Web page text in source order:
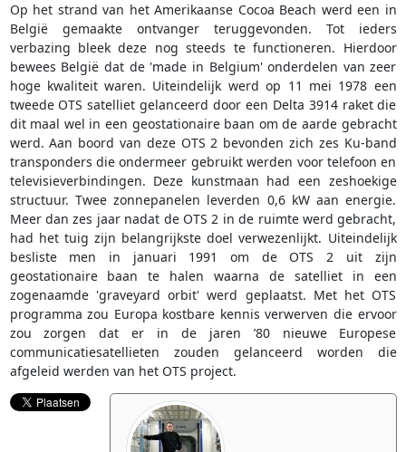
Op het strand van het Amerikaanse Cocoa Beach werd een in
België gemaakte ontvanger teruggevonden. Tot ieders
verbazing bleek deze nog steeds te functioneren. Hierdoor
bewees België dat de 'made in Belgium' onderdelen van zeer
hoge kwaliteit waren. Uiteindelijk werd op 11 mei 1978 een
tweede OTS satelliet gelanceerd door een Delta 3914 raket die
dit maal wel in een geostationaire baan om de aarde gebracht
werd. Aan boord van deze OTS 2 bevonden zich zes Ku-band
transponders die ondermeer gebruikt werden voor telefoon en
televisieverbindingen. Deze kunstmaan had een zeshoekige
structuur. Twee zonnepanelen leverden 0,6 kW aan energie.
Meer dan zes jaar nadat de OTS 2 in de ruimte werd gebracht,
had het tuig zijn belangrijkste doel verwezenlijkt. Uiteindelijk
besliste men in januari 1991 om de OTS 2 uit zijn
geostationaire baan te halen waarna de satelliet in een
zogenaamde 'graveyard orbit' werd geplaatst. Met het OTS
programma zou Europa kostbare kennis verwerven die ervoor
zou zorgen dat er in de jaren ’80 nieuwe Europese
communicatiesatellieten zouden gelanceerd worden die
afgeleid werden van het OTS project.